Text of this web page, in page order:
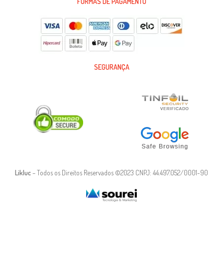
SEGURANÇA
Likluc– Todos os Direitos Reservados ©2023 CNPJ: 44.497.052/0001-90